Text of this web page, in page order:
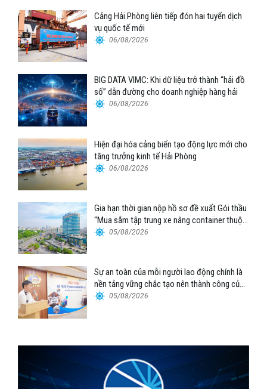
Cảng Hải Phòng liên tiếp đón hai tuyến dịch
vụ quốc tế mới
06/08/2026
BIG DATA VIMC: Khi dữ liệu trở thành “hải đồ
số” dẫn đường cho doanh nghiệp hàng hải
06/08/2026
Hiện đại hóa cảng biển tạo động lực mới cho
tăng trưởng kinh tế Hải Phòng
06/08/2026
Gia hạn thời gian nộp hồ sơ đề xuất Gói thầu
“Mua sắm tập trung xe nâng container thuộc
Tổng công ty Hàng hải Việt Nam – CTCP”
05/08/2026
Sự an toàn của mỗi người lao động chính là
nền tảng vững chắc tạo nên thành công của
Cảng Đà Nẵng
05/08/2026